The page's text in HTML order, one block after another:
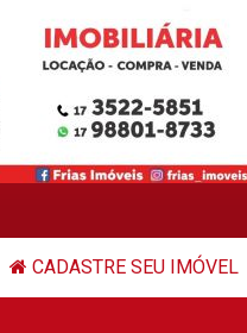
CADASTRE SEU IMÓVEL